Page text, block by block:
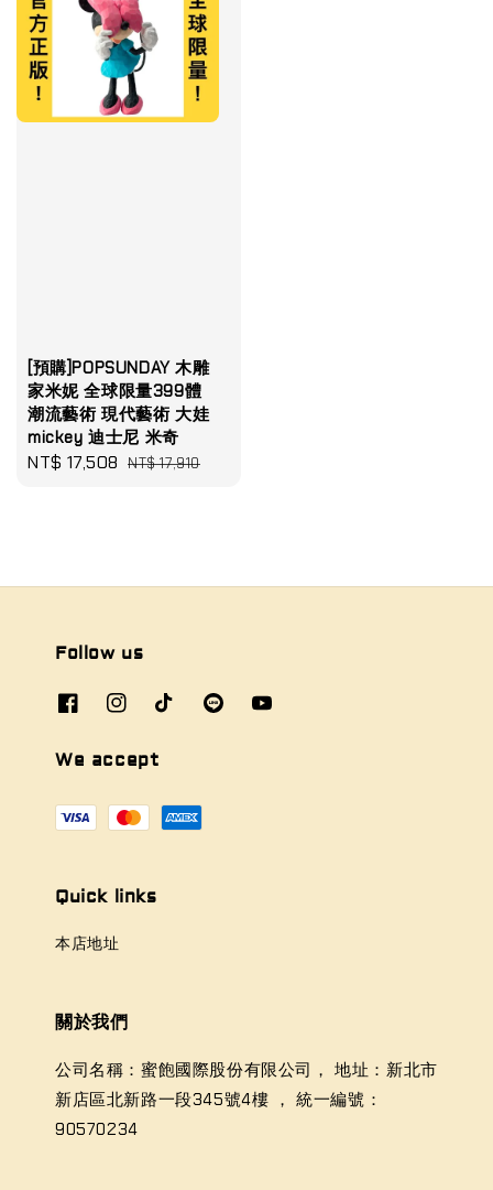
[預購]POPSUNDAY 木雕
家米妮 全球限量399體
潮流藝術 現代藝術 大娃
mickey 迪士尼 米奇
Sale
NT$ 17,508 Regular
NT$ 17,910
Follow us
We accept
Quick links
本店地址
關於我們
公司名稱：蜜飽國際股份有限公司， 地址：新北市
新店區北新路一段345號4樓 ， 統一編號：
90570234